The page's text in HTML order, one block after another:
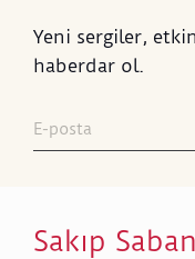
Yeni sergiler,
haberdar ol.
Sakıp